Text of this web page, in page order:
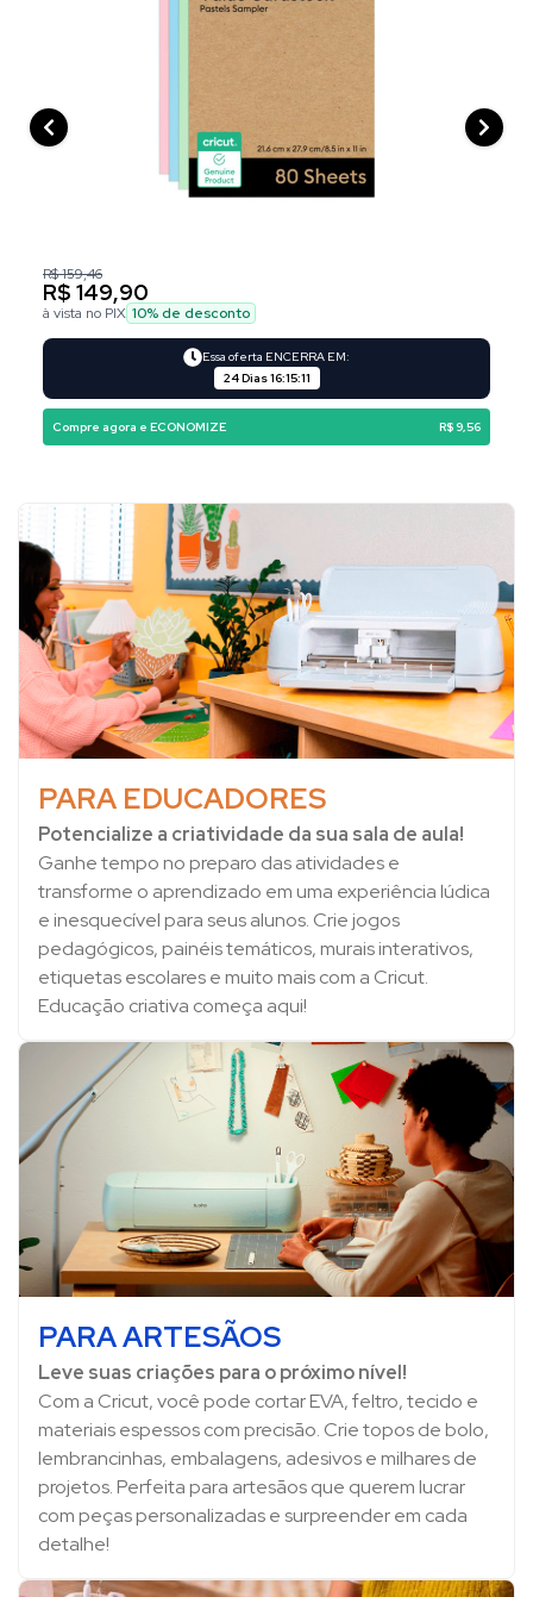
R$ 159,46
R$ 149,90
à vista no PIX 10% de desconto
Essa oferta ENCERRA EM:
24 Dias 16:15:10
Compre agora e ECONOMIZE R$ 9,56
PARA EDUCADORES
Potencialize a criatividade da sua sala de aula!
Ganhe tempo no preparo das atividades e
transforme o aprendizado em uma experiência lúdica
e inesquecível para seus alunos. Crie jogos
pedagógicos, painéis temáticos, murais interativos,
etiquetas escolares e muito mais com a Cricut.
Educação criativa começa aqui!
PARA ARTESÃOS
Leve suas criações para o próximo nível!
Com a Cricut, você pode cortar EVA, feltro, tecido e
materiais espessos com precisão. Crie topos de bolo,
lembrancinhas, embalagens, adesivos e milhares de
projetos. Perfeita para artesãos que querem lucrar
com peças personalizadas e surpreender em cada
detalhe!